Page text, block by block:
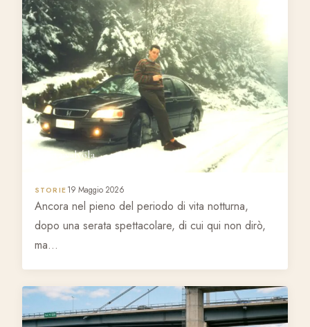
Quarta valvola
STORIE 19 Maggio 2026
Ancora nel pieno del periodo di vita notturna,
dopo una serata spettacolare, di cui qui non dirò,
ma…